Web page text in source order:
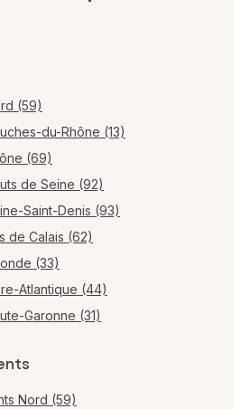
(59)
du-Rhône (13)
(69)
de Seine (92)
Saint-Denis (93)
de Calais (62)
(33)
Atlantique (44)
Garonne (31)
Nord (59)